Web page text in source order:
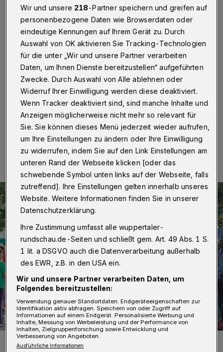
Wuppertal
Beim 55. Wuppertaler Volkslauf geht es
am Samstag (10. September 2022) für 1.200 Athleten
wieder sportlich rund. Die ein Kilometer lange
Laufstrecke im Bayer-portpark in Sonnborn hat zwar –
anderes als beim Vorgänger um die Ronsdorfer
Talsperre – keine Höhenmeter, besticht aber durch
spannende Passagen und vor allem echte
Volkslaufstimmung.
09.09.2022 , 09:00 Uhr Eine Minute Lesezeit
Beim 55. Wuppertaler Volkslauf sind 1.200 kleine und große
Athleten dabei.
Wir und unsere 218-Partner speichern und greifen auf
personenbezogene Daten wie Browserdaten oder
eindeutige Kennungen auf Ihrem Gerät zu. Durch
Auswahl von OK aktivieren Sie Tracking-Technologien
für die unter „Wir und unsere Partner verarbeiten
Daten, um Ihnen Dienste bereitzustellen“ aufgeführten
Zwecke. Durch Auswahl von Alle ablehnen oder
Widerruf Ihrer Einwilligung werden diese deaktiviert.
Wenn Tracker deaktiviert sind, sind manche Inhalte und
Anzeigen möglicherweise nicht mehr so relevant für
Sie. Sie können dieses Menü jederzeit wieder aufrufen,
um Ihre Einstellungen zu ändern oder Ihre Einwilligung
zu widerrufen, indem Sie auf den Link Einstellungen am
unteren Rand der Webseite klicken [oder das
schwebende Symbol unten links auf der Webseite, falls
zutreffend]. Ihre Einstellungen gelten innerhalb unseres
Website. Weitere Informationen finden Sie in unserer
Datenschutzerklärung.
Ihre Zustimmung umfasst alle wuppertaler-
rundschau.de-Seiten und schließt gem. Art. 49 Abs. 1 S.
1 lit. a DSGVO auch die Datenverarbeitung außerhalb
des EWR, z.B. in den USA ein.
Wir und unsere Partner verarbeiten Daten, um
Folgendes bereitzustellen:
Verwendung genauer Standortdaten. Endgeräteeigenschaften zur
Identifikation aktiv abfragen. Speichern von oder Zugriff auf
Informationen auf einem Endgerät. Personalisierte Werbung und
Inhalte, Messung von Werbeleistung und der Performance von
Inhalten, Zielgruppenforschung sowie Entwicklung und
Verbesserung von Angeboten.
Ausführliche Informationen